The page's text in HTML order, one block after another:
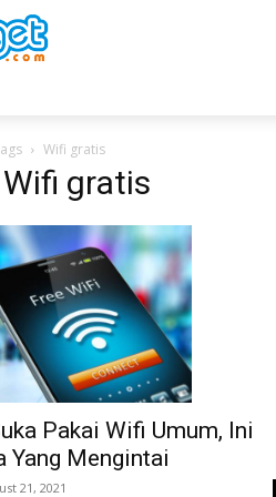
Wifi gratis
gratis
Pakai Wifi Umum, Ini
Yang Mengintai
21, 2021